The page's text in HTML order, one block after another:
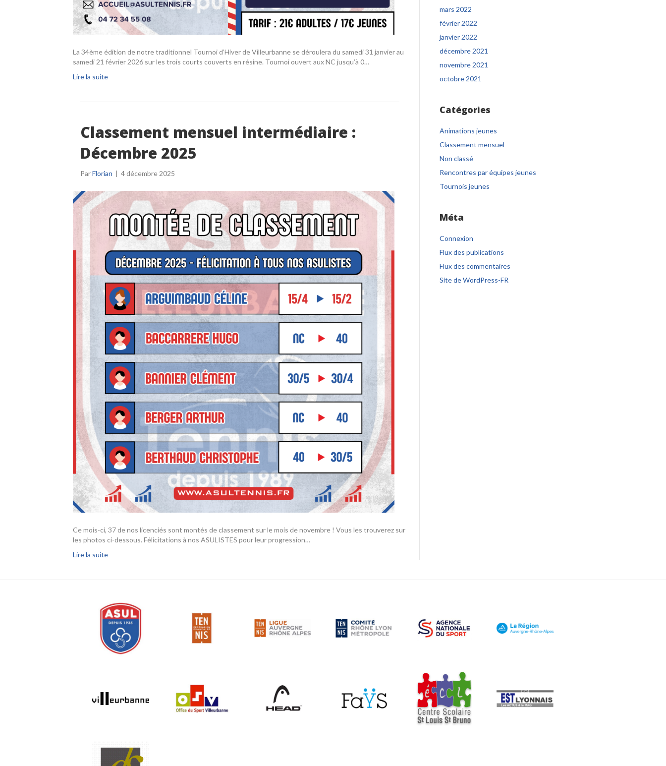
La 34ème édition de notre traditionnel Tournoi d’Hiver de Villeurbanne se déroulera du samedi 31 janvier au
samedi 21 février 2026 sur les trois courts couverts en résine. Tournoi ouvert aux NC jusqu’à 0…
Lire la suite
Classement mensuel intermédiaire :
Décembre 2025
ParFlorian | 4 décembre 2025
Ce mois-ci, 37 de nos licenciés sont montés de classement sur le mois de novembre ! Vous les trouverez sur
les photos ci-dessous. Félicitations à nos ASULISTES pour leur progression…
Lire la suite
mars 2022
février 2022
janvier 2022
décembre 2021
novembre 2021
octobre 2021
Catégories
Animations jeunes
Classement mensuel
Non classé
Rencontres par équipes jeunes
Tournois jeunes
Méta
Connexion
Flux des publications
Flux des commentaires
Site de WordPress-FR